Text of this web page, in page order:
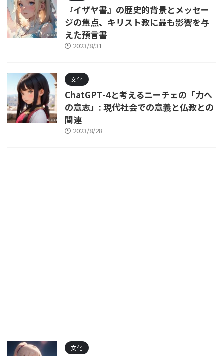
『イザヤ書』の歴史的背景とメッセー
ジの焦点、キリスト教に最も影響を与
えた預言書
2023/8/31
文化
ChatGPT-4と考えるニーチェの「力へ
の意志」: 現代社会での意義と仏教との
関連
2023/8/28
文化